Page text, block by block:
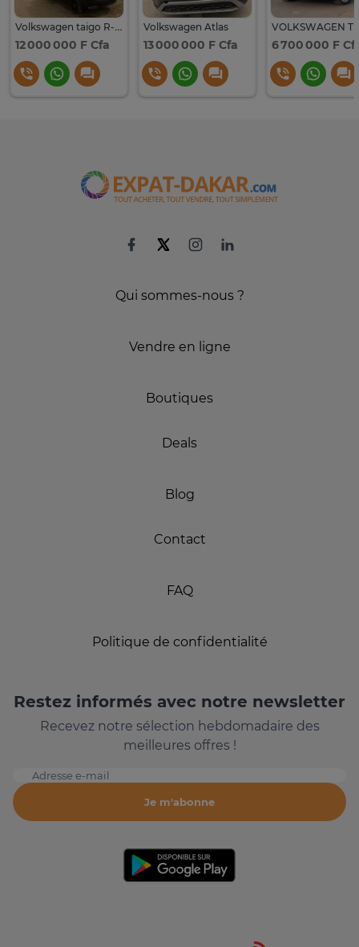
Volkswagen taigo R-Line 2022-2023 full black toute option
12 000 000 F Cfa
Volkswagen Atlas
13 000 000 F Cfa 6 700 000 F
Qui sommes-nous ?
Vendre en ligne
Boutiques
Deals
Blog
Contact
FAQ
Politique de confidentialité
Restez informés avec notre newsletter
Recevez notre sélection hebdomadaire des
meilleures offres !
Adresse e-mail
Je m'abonne